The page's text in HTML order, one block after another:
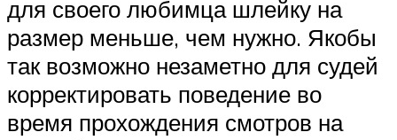
для своего любимца шлейку на
размер меньше, чем нужно. Якобы
так возможно незаметно для судей
корректировать поведение во
время прохождения смотров на